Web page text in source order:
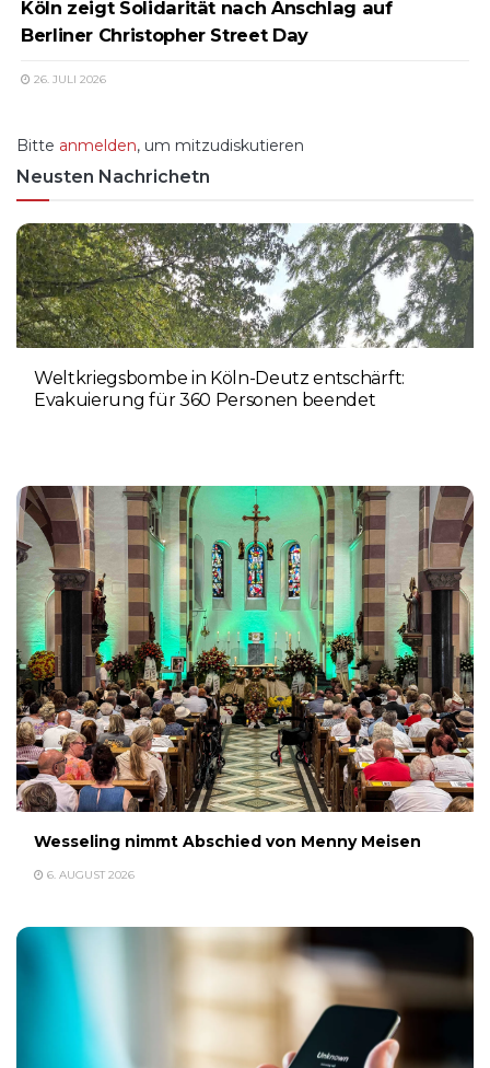
Köln zeigt Solidarität nach Anschlag auf
Berliner Christopher Street Day
26. JULI 2026
Bitte anmelden, um mitzudiskutieren
Neusten Nachrichetn
Weltkriegsbombe in Köln-Deutz entschärft:
Evakuierung für 360 Personen beendet
Wesseling nimmt Abschied von Menny Meisen
6. AUGUST 2026